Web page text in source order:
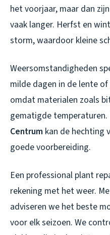
het voorjaar, maar dan
vaak langer. Herfst en
storm, waardoor kleine
Weersomstandigheden
milde dagen in de lente
omdat materialen zoals
gematigde
Centrum kan de hechting
goede voorbereiding.
Een professional plant
rekening met het weer.
adviseren we het beste
voor elk seizoen. We